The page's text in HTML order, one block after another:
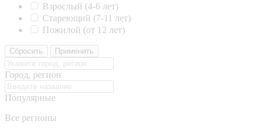
Взрослый (4-6 лет)
Стареющий (7-11 лет)
Пожилой (от 12 лет)
Сбросить Применить
Город, регион
Популярные
Все регионы